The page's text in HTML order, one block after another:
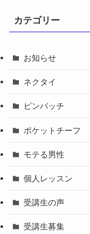
カテゴリー
お知らせ
ネクタイ
ピンバッチ
ポケットチーフ
モテる男性
個人レッスン
受講生の声
受講生募集